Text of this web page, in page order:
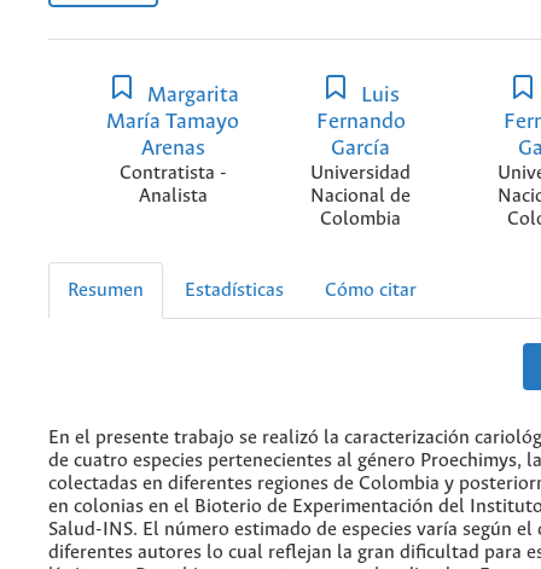
Margarita
María Tamayo
Arenas
Contratista -
Analista
Luis
Fernando
García
Universidad
Nacional de
Colombia
Resumen Estadísticas Cómo citar
En el presente trabajo se realizó la caracterización
de cuatro especies pertenecientes al género Proechimys,
colectadas en diferentes regiones de Colombia y
en colonias en el Bioterio de Experimentación del
Salud-INS. El número estimado de especies varía según
diferentes autores lo cual reflejan la gran dificultad para